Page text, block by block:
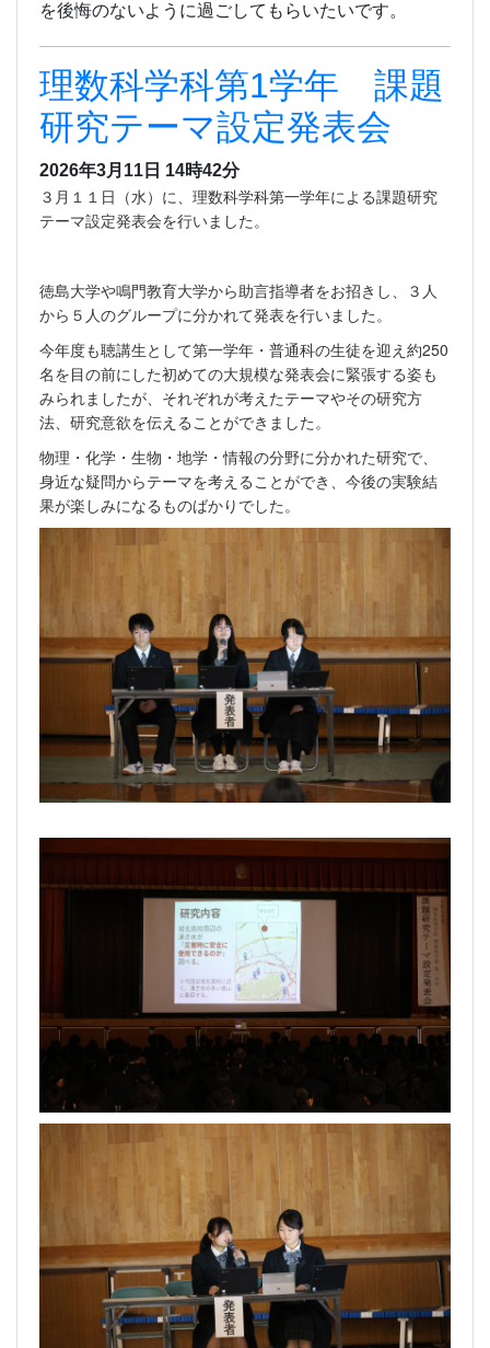
を後悔のないように過ごしてもらいたいです。
理数科学科第1学年 課題
研究テーマ設定発表会
2026年3月11日 14時42分
３月１１日（水）に、理数科学科第一学年による課題研究
テーマ設定発表会を行いました。
徳島大学や鳴門教育大学から助言指導者をお招きし、３人
から５人のグループに分かれて発表を行いました。
今年度も聴講生として第一学年・普通科の生徒を迎え約250
名を目の前にした初めての大規模な発表会に緊張する姿も
みられましたが、それぞれが考えたテーマやその研究方
法、研究意欲を伝えることができました。
物理・化学・生物・地学・情報の分野に分かれた研究で、
身近な疑問からテーマを考えることができ、今後の実験結
果が楽しみになるものばかりでした。